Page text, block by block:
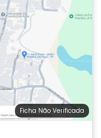
Ficha Não Verificada